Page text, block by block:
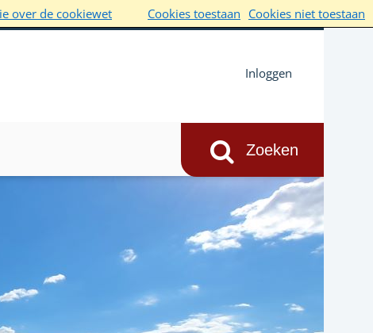
over de cookiewet Cookies toestaan Cookies niet toestaan
Inloggen